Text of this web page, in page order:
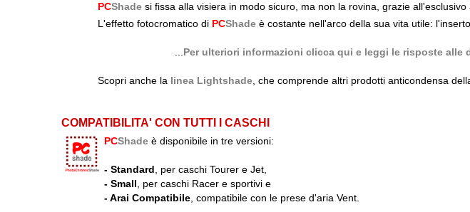
PCShade si fissa alla visiera in modo sicuro, ma non la rovina, grazie
L'effetto fotocromatico di PCShade è costante nell'arco della sua vita utile:
Per ulteriori informazioni clicca qui e leggi le risposte alle
Scopri anche la linea Lightshade , che comprende altri prodotti anticondensa
COMPATIBILITA' CON TUTTI I CASCHI
PCShade è disponibile in tre versioni:
- Standard , per caschi Tourer e Jet,
- Small , per caschi Racer e sportivi e
-Arai Compatibile , compatibile con le prese d'aria Vent.